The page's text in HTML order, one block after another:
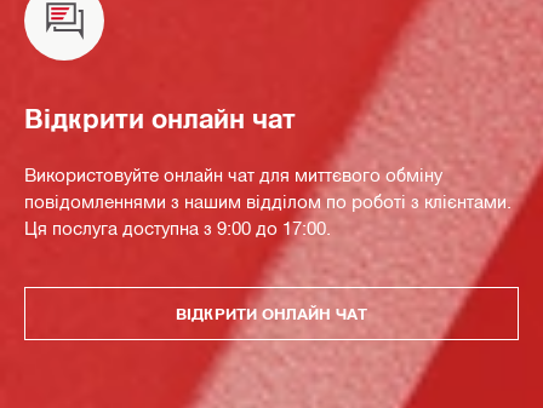
Відкрити онлайн чат
Використовуйте онлайн чат для миттєвого обміну
повідомленнями з нашим відділом по роботі з клієнтами.
Ця послуга доступна з 9:00 до 17:00.
ВІДКРИТИ ОНЛАЙН ЧАТ